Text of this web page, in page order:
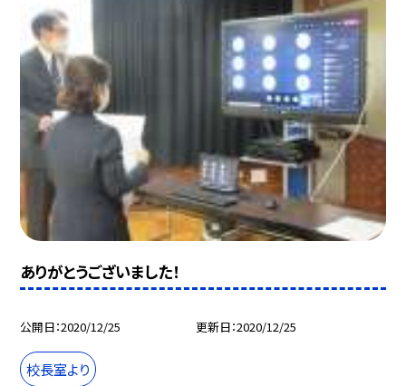
ありがとうございました！
公開日 2020/12/25 更新日 2020/12/25
校長室より